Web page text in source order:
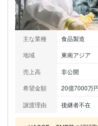
主な業種
食品製造
地域
東南アジア
売上高
非公開
希望金額
20億7000万
譲渡理由
後継者不在